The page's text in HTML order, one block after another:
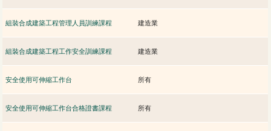
組裝合成建築工程管理人員訓練課程 建造業
組裝合成建築工程工作安全訓練課程 建造業
安全使用可伸縮工作台 所有
安全使用可伸縮工作台合格證書課程 所有